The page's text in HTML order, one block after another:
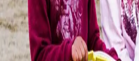
Boka er nyttig for alle som jobber
barnehagelærerstudenter,
barne- og ungdomsarbeid og
Bla i boka Forfattere